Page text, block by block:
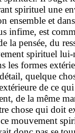
spirituel une
ensemble et
infime, est
la pensée, du
spirituel lui-
les formes
quelque
de ce
de la même
chose qui doit
mouvement